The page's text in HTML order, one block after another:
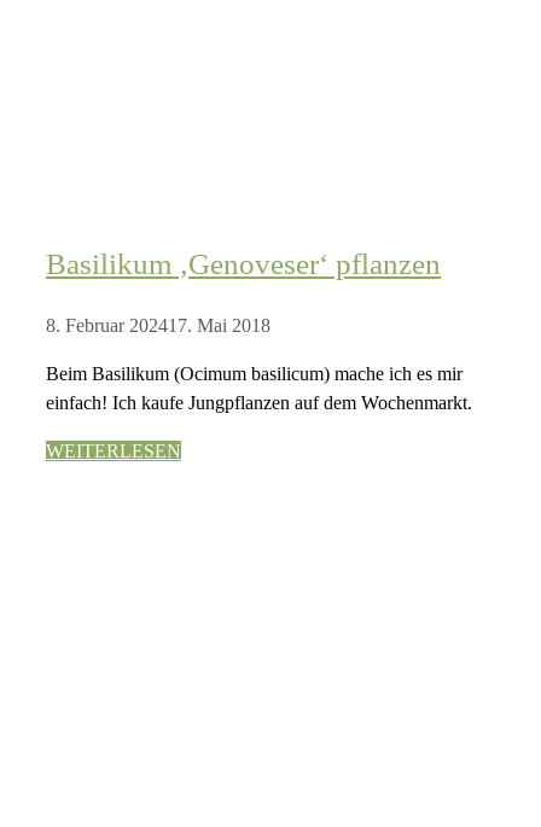
Basilikum ‚Genoveser‘ pflanzen
8. Februar 202417. Mai 2018
Beim Basilikum (Ocimum basilicum) mache ich es mir
einfach! Ich kaufe Jungpflanzen auf dem Wochenmarkt.
WEITERLESEN